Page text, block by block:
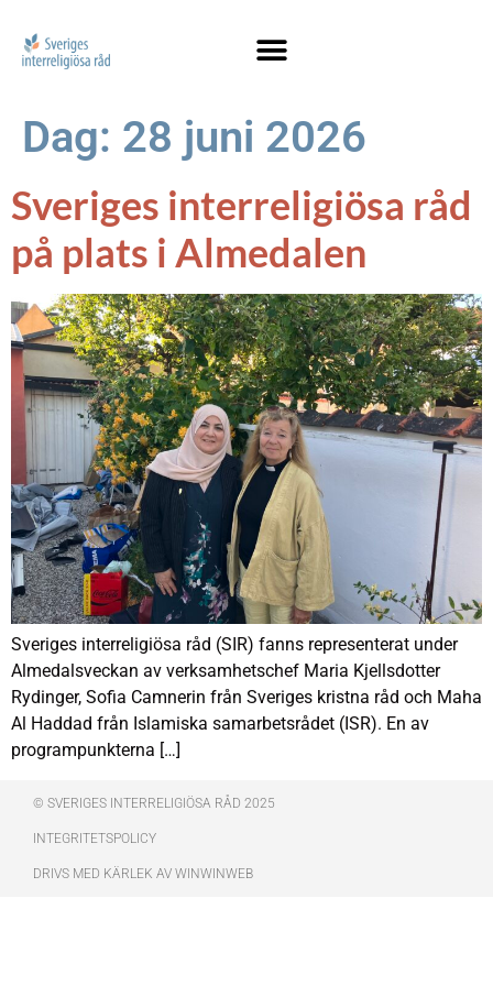
Dag: 28 juni 2026
Sveriges interreligiösa råd
på plats i Almedalen
Sveriges interreligiösa råd (SIR) fanns representerat under
Almedalsveckan av verksamhetschef Maria Kjellsdotter
Rydinger, Sofia Camnerin från Sveriges kristna råd och Maha
Al Haddad från Islamiska samarbetsrådet (ISR). En av
programpunkterna […]
© SVERIGES INTERRELIGIÖSA RÅD 2025
INTEGRITETSPOLICY
DRIVS MED KÄRLEK AV WINWINWEB